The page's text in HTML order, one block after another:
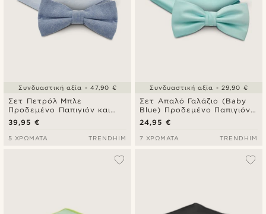
Σετ Πετρόλ Μπλε
Προδεμένο Παπιγιόν και
Ποσέτ Μαντήλι Τσέπης
39,95 €
Συνδυαστική αξία - 47,90 €
5 ΧΡΏΜΑΤΑ TRENDHIM
Σετ Απαλό Γαλάζιο (Baby
Blue) Προδεμένο Παπιγιόν
και Ποσέτ Μαντήλι Τσέπης
24,95 €
Συνδυαστική αξία - 29,90 €
7 ΧΡΏΜΑΤΑ TRENDHIM